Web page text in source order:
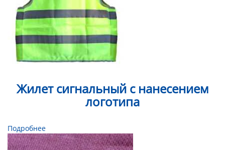
Жилет сигнальный с нанесением
логотипа
Подробнее